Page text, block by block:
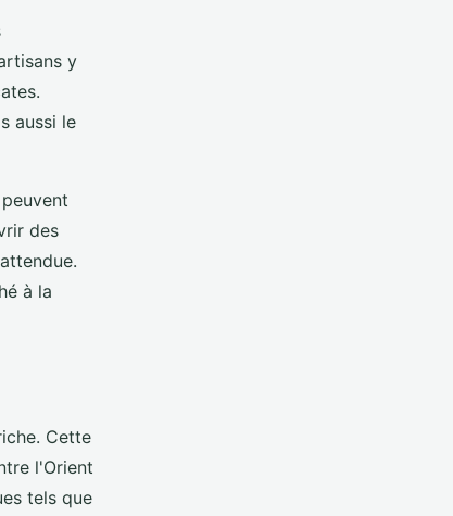
y
aussi le
des
à la
Cette
l'Orient
tels que